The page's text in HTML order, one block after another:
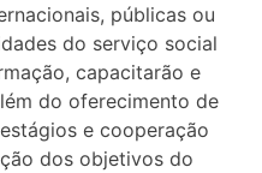
públicas ou
do serviço social
capacitarão e
do oferecimento de
e cooperação
dos objetivos do